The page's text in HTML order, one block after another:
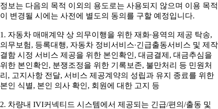
정보는 다음의 목적 이외의 용도로는 사용되지 않으며 이용 목적
이 변경될 시에는 사전에 별도의 동의를 구할 예정입니다.
1. 자동차 매매계약 상 의무이행을 위한 재화∙용역의 제공 탁송,
의무보험, 등록대행, 자동차 정비서비스∙긴급출동서비스 및 제작
결함 시정 서비스 제공을 위한 본인확인, 대금결제, 대금추심을
위한 본인확인, 분쟁조정을 위한 기록보존, 불만처리 등 민원처
리, 고지사항 전달, 서비스 제공계약의 성립과 유지 종료를 위한
본인 식별, 본인 의사 확인, 회원에 대한 고지 등
2. 차량내 IVI커넥티드 시스템에서 제공되는 긴급/편의/출동 및